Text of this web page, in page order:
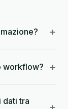
+
workflow? +
dati tra